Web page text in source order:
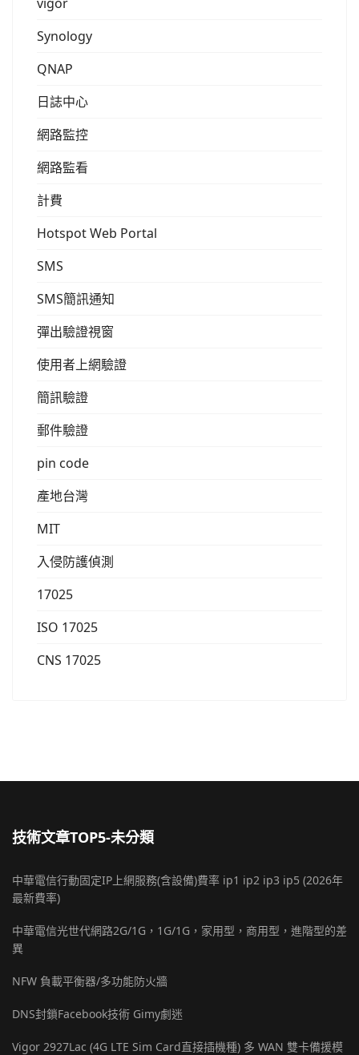
Synology
QNAP
日誌中心
網路監控
網路監看
計費
Hotspot Web Portal
SMS
SMS簡訊通知
彈出驗證視窗
使用者上網驗證
簡訊驗證
郵件驗證
pin code
產地台灣
MIT
入侵防護偵測
17025
ISO 17025
CNS 17025
技術文章TOP5-未分類
中華電信行動固定IP上網服務(含設備)費率 ip1 ip2 ip3 ip5 (2026年
最新費率)
中華電信光世代網路2G/1G，1G/1G，家用型，商用型，進階型的差
異
NFW 負載平衡器/多功能防火牆
DNS封鎖Facebook技術 Gimy劇迷
Vigor 2927Lac (4G LTE Sim Card直接插機種) 多 WAN 雙卡備援模